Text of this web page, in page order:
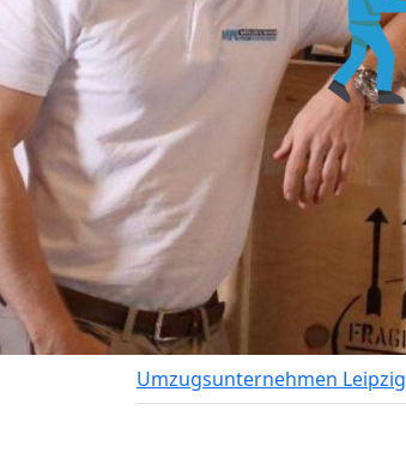
Umzugsunternehmen Leipzig